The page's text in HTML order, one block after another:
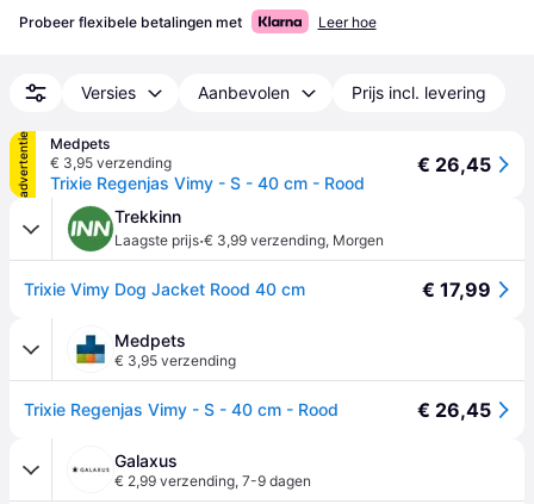
Probeer flexibele betalingen met Leer hoe
Versies Aanbevolen Prijs incl. levering
advertentie
Medpets
€ 3,95 verzending
Trixie Regenjas Vimy - S - 40 cm - Rood
€ 26,45
Trekkinn
Laagste prijs·€ 3,99 verzending, Morgen
Trixie Vimy Dog Jacket Rood 40 cm € 17,99
Medpets
€ 3,95 verzending
Trixie Regenjas Vimy - S - 40 cm - Rood € 26,45
Galaxus
€ 2,99 verzending, 7-9 dagen